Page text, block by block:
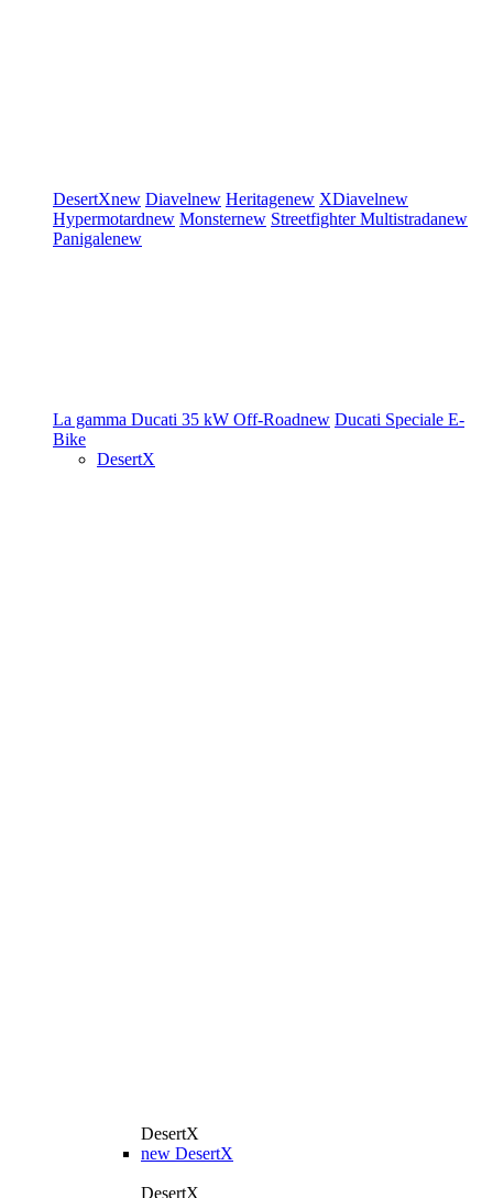
DesertXnew Diavelnew Heritagenew XDiavelnew
Hypermotardnew Monsternew StreetfighterMultistradanew
Panigalenew
La gamma Ducati 35 kW Off-Roadnew Ducati Speciale E-
Bike
DesertX
DesertX
new DesertX
DesertX